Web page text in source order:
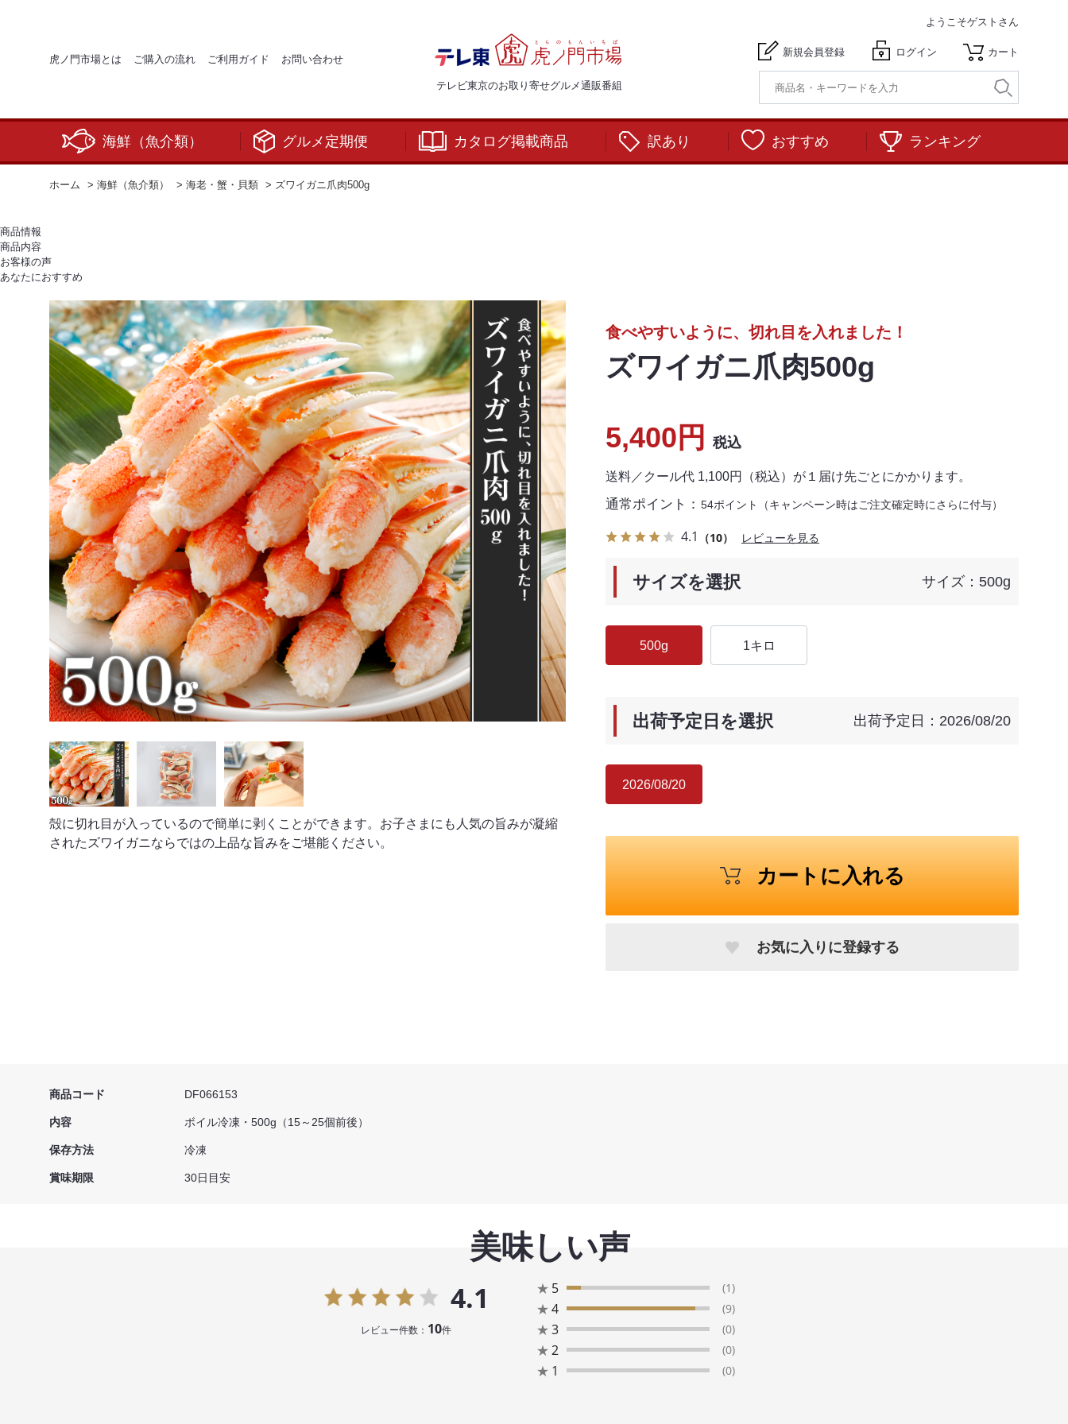
虎ノ門市場とは ご購入の流れ ご利用ガイド お問い合わせ
テレビ東京のお取り寄せグルメ通販番組
ようこそゲストさん
新規会員登録 ログイン カート
海鮮（魚介類） グルメ定期便 カタログ掲載商品 訳あり おすすめ ランキング
ホーム > 海鮮（魚介類） > 海老・蟹・貝類 > ズワイガニ爪肉500g
商品情報
商品内容
お客様の声
あなたにおすすめ
殻に切れ目が入っているので簡単に剥くことができます。お子さまにも人気の旨みが凝縮
されたズワイガニならではの上品な旨みをご堪能ください。
食べやすいように、切れ目を入れました！
ズワイガニ爪肉500g
5,400円 税込
送料／クール代 1,100円（税込）が１届け先ごとにかかります。
通常ポイント： 54ポイント（キャンペーン時はご注文確定時にさらに付与）
4.1 （10） レビューを見る
サイズを選択 サイズ：500g
500g 1キロ
出荷予定日を選択 出荷予定日：2026/08/20
2026/08/20
カートに入れる
お気に入りに登録する
商品コード DF066153
内容 ボイル冷凍・500g（15～25個前後）
保存方法 冷凍
賞味期限 30日目安
美味しい声
4.1
レビュー件数： 10件
★ 5 (1)
★4 (9)
★3 (0)
★2 (0)
★ 1 (0)